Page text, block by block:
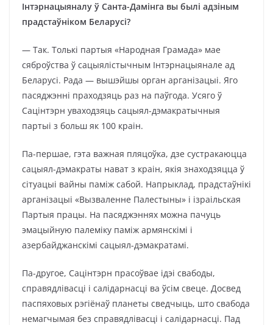
Інтэрнацыяналу ў Санта-Дамінга вы былі адзіным
прадстаўніком Беларусі?
— Так. Толькі партыя «Народная Грамада» мае
сяброўства ў сацыялістычным Інтэрнацыянале ад
Беларусі. Рада — вышэйшы орган арганізацыі. Яго
пасяджэнні праходзяць раз на паўгода. Усяго ў
Сацінтэрн уваходзяць сацыял-дэмакратычныя
партыі з больш як 100 краін.
Па-першае, гэта важная пляцоўка, дзе сустракаюцца
сацыял-дэмакраты нават з краін, якія знаходзяцца ў
сітуацыі вайны паміж сабой. Напрыклад, прадстаўнікі
арганізацыі «Вызваленне Палестыны» і ізраільская
Партыя працы. На пасяджэннях можна пачуць
эмацыйную палеміку паміж армянскімі і
азербайджанскімі сацыял-дэмакратамі.
Па-другое, Сацінтэрн прасоўвае ідэі свабоды,
справядлівасці і салідарнасці ва ўсім свеце. Досвед
паспяховых рэгіёнаў планеты сведчыць, што свабода
немагчымая без справядлівасці і салідарнасці. Пад